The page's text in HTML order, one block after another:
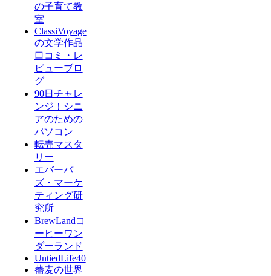
の子育て教
室
ClassiVoyage
の文学作品
口コミ・レ
ビューブロ
グ
90日チャレ
ンジ！シニ
アのための
パソコン
転売マスタ
リー
エバーバ
ズ・マーケ
ティング研
究所
BrewLandコ
ーヒーワン
ダーランド
UntiedLife40
蕎麦の世界